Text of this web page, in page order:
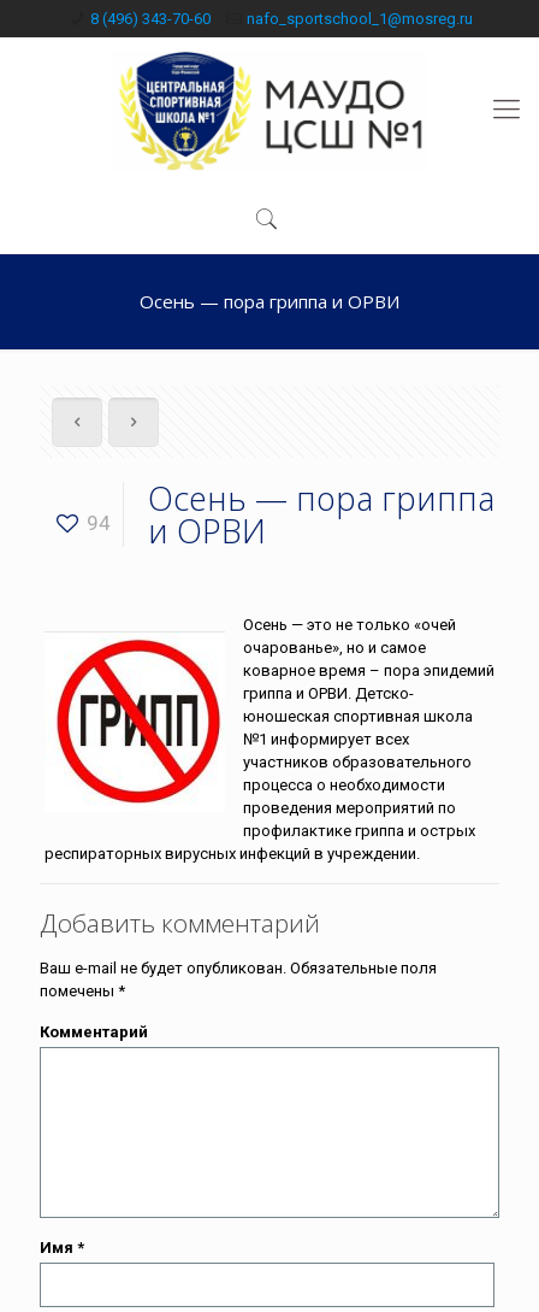
8 (496) 343-70-60 nafo_sportschool_1@mosreg.ru
Осень — пора гриппа и ОРВИ
94
Осень — пора гриппа
и ОРВИ
Осень — это не только «очей
очарованье», но и самое
коварное время – пора эпидемий
гриппа и ОРВИ. Детско-
юношеская спортивная школа
№1 информирует всех
участников образовательного
процесса о необходимости
проведения мероприятий по
профилактике гриппа и острых
респираторных вирусных инфекций в учреждении.
Добавить комментарий
Ваш e-mail не будет опубликован. Обязательные поля
помечены *
Комментарий
Имя *